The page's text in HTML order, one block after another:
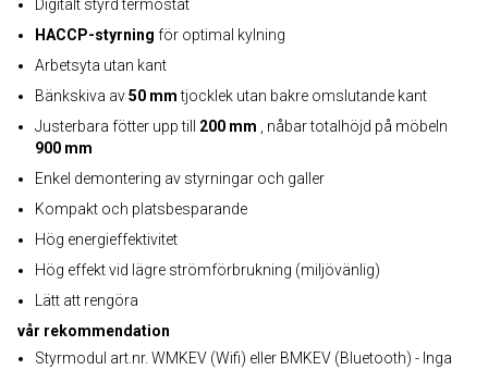
Digitalt styrd termostat
HACCP-styrning för optimal kylning
Arbetsyta utan kant
Bänkskiva av50 mmtjocklek utan bakre omslutande kant
Justerbara fötter upp till 200 mm
, nåbar totalhöjd på möbeln
900 mm
Enkel demontering av styrningar och galler
Kompakt och platsbesparande
Hög energieffektivitet
Hög effekt vid lägre strömförbrukning (miljövänlig)
Lätt att rengöra
vår rekommendation
Styrmodul art.nr. WMKEV (Wifi) eller BMKEV (Bluetooth) - Inga